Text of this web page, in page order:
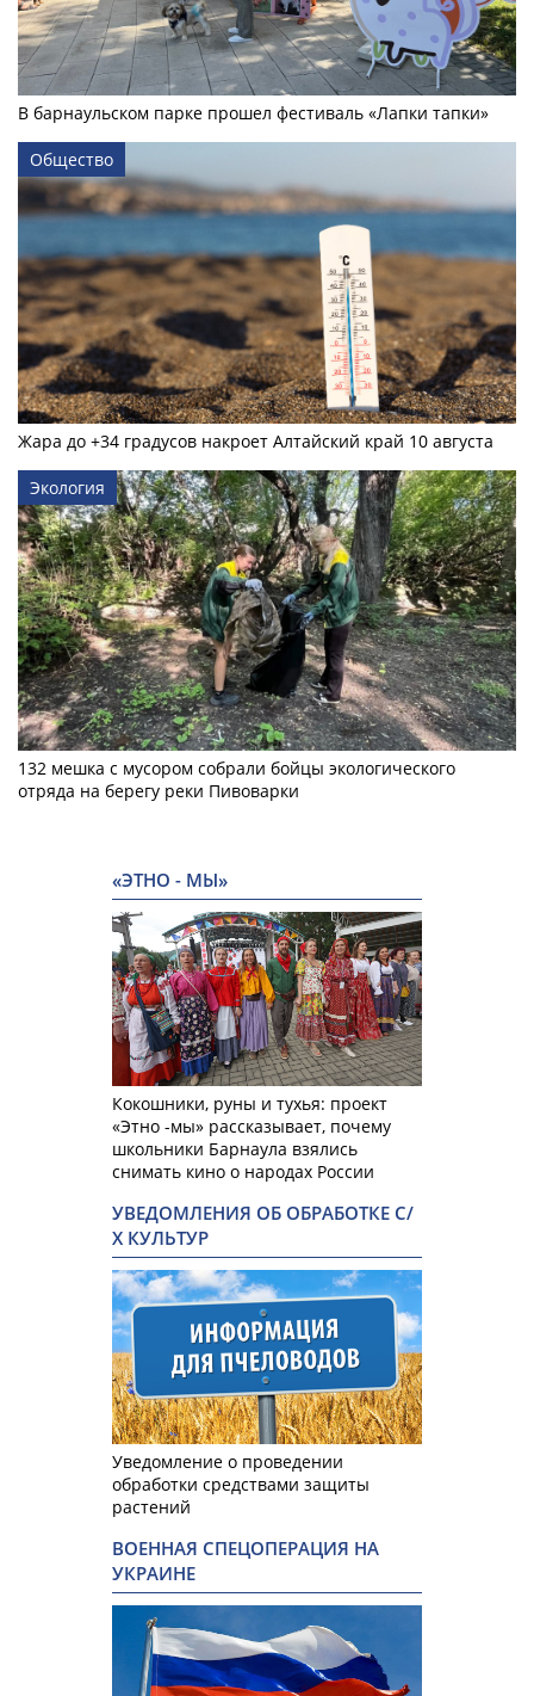
В барнаульском парке прошел фестиваль «Лапки тапки»
Общество
Жара до +34 градусов накроет Алтайский край 10 августа
Экология
132 мешка с мусором собрали бойцы экологического
отряда на берегу реки Пивоварки
«ЭТНО - МЫ»
Кокошники, руны и тухья: проект
«Этно -мы» рассказывает, почему
школьники Барнаула взялись
снимать кино о народах России
УВЕДОМЛЕНИЯ ОБ ОБРАБОТКЕ С/
Х КУЛЬТУР
Уведомление о проведении
обработки средствами защиты
растений
ВОЕННАЯ СПЕЦОПЕРАЦИЯ НА
УКРАИНЕ